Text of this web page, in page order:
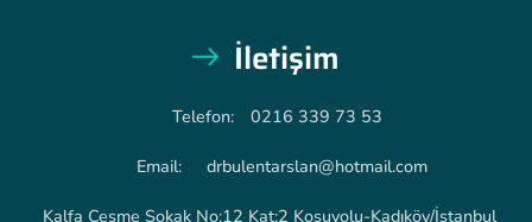
İletişim
Telefon: 0216 339 73 53
Email: drbulentarslan@hotmail.com
Kalfa Çeşme Sokak No:12 Kat:2 Koşuyolu-Kadıköy/İstanbul